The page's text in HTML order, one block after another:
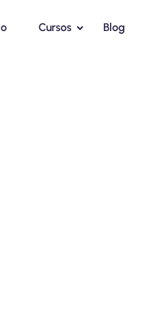
Cursos Blog